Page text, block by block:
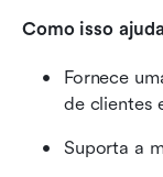
Como isso
Fornece
de clientes
Suporta a